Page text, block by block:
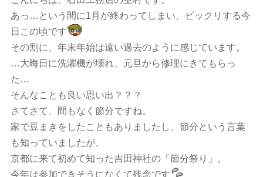
あっ…という間に1月が終わってしまい、ビックリする今
日この頃です
その割に、年末年始は遠い過去のように感じています。
…大晦日に洗濯機が壊れ、元旦から修理にきてもらっ
た…
そんなことも良い思い出？？？
さてさて、間もなく節分ですね。
家で豆まきをしたこともありましたし、節分という言葉
も知っていましたが、
京都に来て初めて知った吉田神社の「節分祭り」。
今年は参加できそうになくて残念です